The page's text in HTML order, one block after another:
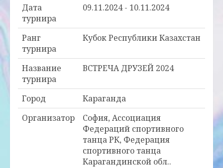
Дата
турнира
09.11.2024 - 10.11.2024
Ранг
турнира
Кубок Республики Казахстан
Название
турнира
ВСТРЕЧА ДРУЗЕЙ 2024
Город
Караганда
Организатор
София, Ассоциация
Федераций спортивного
танца РК, Федерация
спортивного танца
Карагандинской обл..